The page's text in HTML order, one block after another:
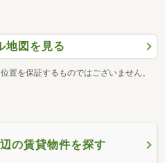
地図を見る
置を保証するものではございません。
の賃貸物件を探す